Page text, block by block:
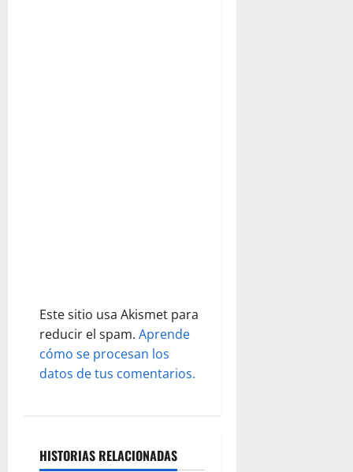
a
s
Este sitio usa Akismet para
reducir el spam. Aprende
cómo se procesan los
datos de tus comentarios.
HISTORIAS RELACIONADAS